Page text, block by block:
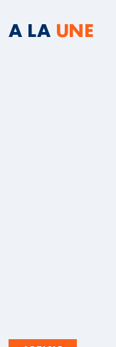
A LA UNE